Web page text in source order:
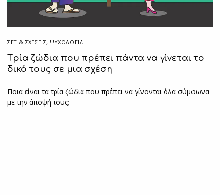
ΣΕΞ & ΣΧΈΣΕΙΣ, ΨΥΧΟΛΟΓΙΑ
Tρία ζώδια που πρέπει πάντα να γίνεται το
δικό τους σε μια σχέση
Ποια είναι τα τρία ζώδια που πρέπει να γίνονται όλα σύμφωνα
με την άποψή τους;